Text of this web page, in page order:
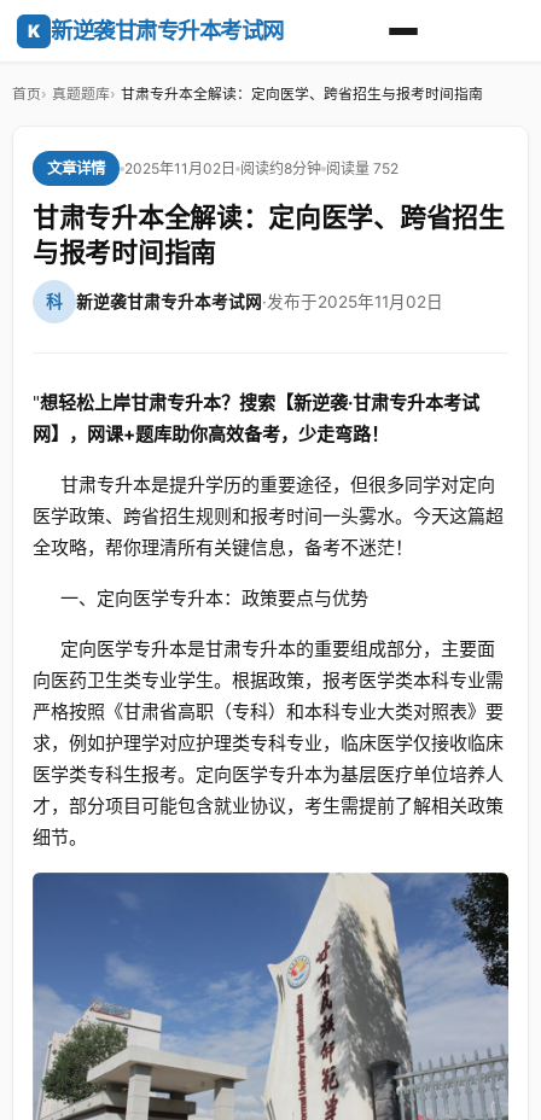
K 新逆袭甘肃专升本考试网
首页 真题题库 甘肃专升本全解读：定向医学、跨省招生与报考时间指南
文章详情 2025年11月02日 阅读约8分钟 阅读量 752
甘肃专升本全解读：定向医学、跨省招生
与报考时间指南
科 新逆袭甘肃专升本考试网·发布于2025年11月02日
"想轻松上岸甘肃专升本？搜索【新逆袭·甘肃专升本考试
网】，网课+题库助你高效备考，少走弯路！
甘肃专升本是提升学历的重要途径，但很多同学对定向
医学政策、跨省招生规则和报考时间一头雾水。今天这篇超
全攻略，帮你理清所有关键信息，备考不迷茫！
一、定向医学专升本：政策要点与优势
定向医学专升本是甘肃专升本的重要组成部分，主要面
向医药卫生类专业学生。根据政策，报考医学类本科专业需
严格按照《甘肃省高职（专科）和本科专业大类对照表》要
求，例如护理学对应护理类专科专业，临床医学仅接收临床
医学类专科生报考。定向医学专升本为基层医疗单位培养人
才，部分项目可能包含就业协议，考生需提前了解相关政策
细节。